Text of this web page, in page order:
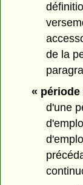
de la
«
d'une